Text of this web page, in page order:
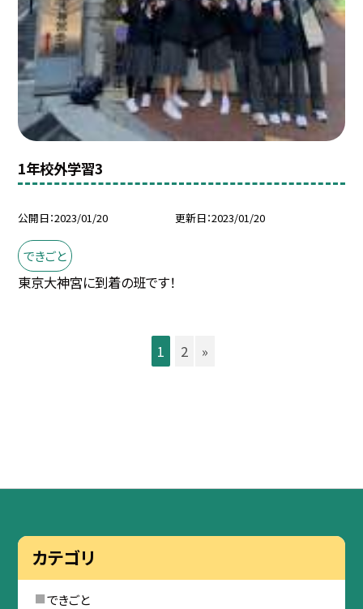
1年校外学習3
公開日 2023/01/20 更新日 2023/01/20
できごと
東京大神宮に到着の班です！
1 2 »
カテゴリ
できごと